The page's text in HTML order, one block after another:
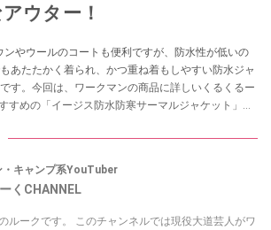
ウター！
ンやウールのコートも便利ですが、防水性が低いの
あたたかく着られ、かつ重ね着もしやすい防水ジャ
す。今回は、ワークマンの商品に詳しいくるくるー
すめの「イージス防水防寒サーマルジャケット」を
・キャンプ系YouTuber
くCHANNEL
ークです。 このチャンネルでは現役大道芸人がワ